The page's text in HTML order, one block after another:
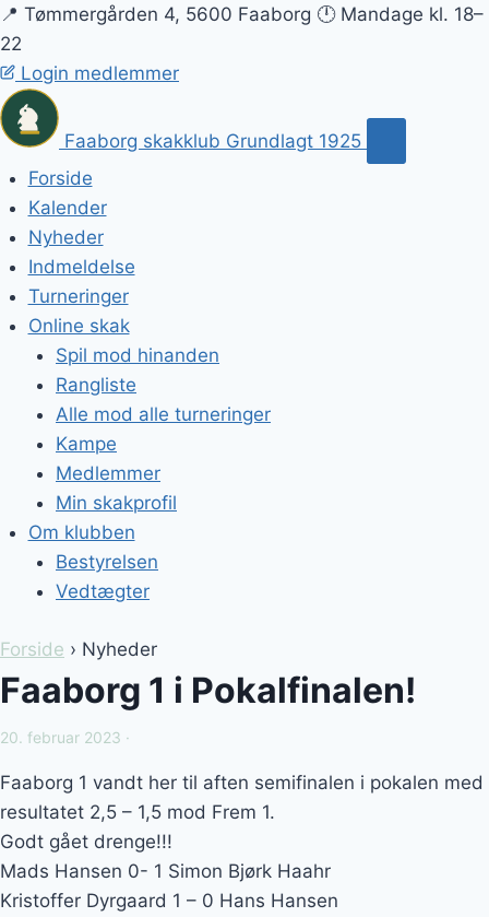
📍 Tømmergården 4, 5600 Faaborg 🕛 Mandage kl. 18–
22
Login medlemmer
Faaborg skakklub Grundlagt 1925
Forside
Kalender
Nyheder
Indmeldelse
Turneringer
Online skak
Spil mod hinanden
Rangliste
Alle mod alle turneringer
Kampe
Medlemmer
Min skakprofil
Om klubben
Bestyrelsen
Vedtægter
Forside › Nyheder
Faaborg 1 i Pokalfinalen!
20. februar 2023 ·
Faaborg 1 vandt her til aften semifinalen i pokalen med
resultatet 2,5 – 1,5 mod Frem 1.
Godt gået drenge!!!
Mads Hansen 0- 1 Simon Bjørk Haahr
Kristoffer Dyrgaard 1 – 0 Hans Hansen